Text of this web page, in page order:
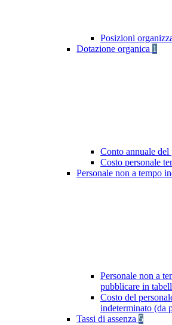
Posizioni
Dotazione organica 1
Conto annuale del
Costo personale
Personale non a tempo
Personale non a
pubblicare in
Costo del
indeterminato (da
Tassi di assenza 5